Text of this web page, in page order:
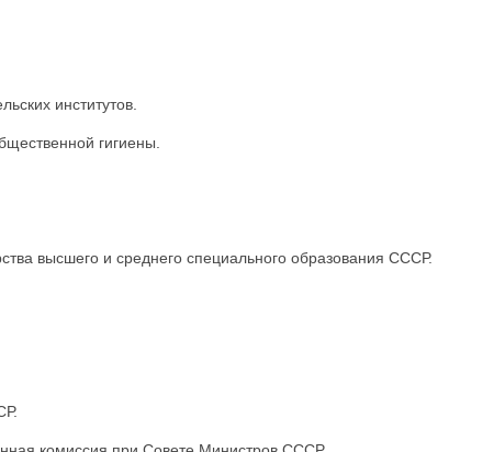
институтов.
гигиены.
высшего и среднего специального образования СССР.